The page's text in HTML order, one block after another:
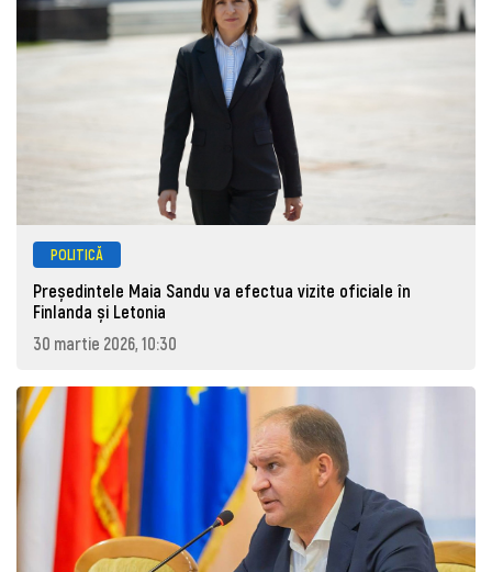
POLITICĂ
Președintele Maia Sandu va efectua vizite oficiale în
Finlanda și Letonia
30 martie 2026, 10:30